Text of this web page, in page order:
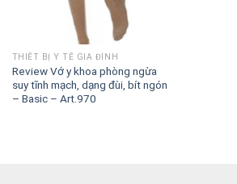
THIẾT BỊ Y TẾ GIA ĐÌNH
Review Vớ y khoa phòng ngừa
suy tĩnh mạch, dạng đùi, bít ngón
– Basic – Art.970